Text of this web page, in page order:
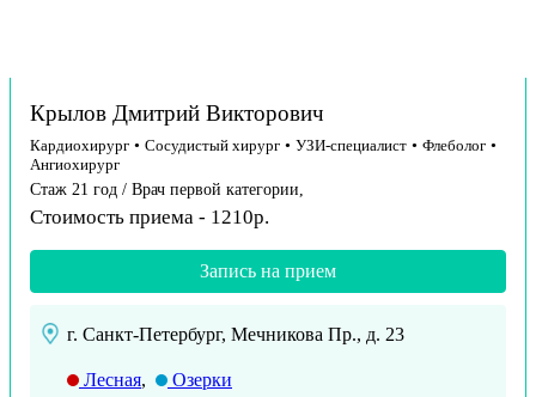
Крылов Дмитрий Викторович
Кардиохирург • Сосудистый хирург • УЗИ-специалист • Флеболог •
Ангиохирург
Стаж 21 год / Врач первой категории,
Стоимость приема - 1210р.
Запись на прием
г. Санкт-Петербург, Мечникова Пр., д. 23
Лесная, Озерки